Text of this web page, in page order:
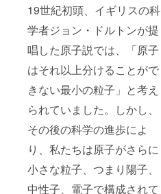
19世紀初頭、イギリスの科
学者ジョン・ドルトンが提
唱した原子説では、「原子
はそれ以上分けることがで
きない最小の粒子」と考え
られていました。しかし、
その後の科学の進歩によ
り、私たちは原子がさらに
小さな粒子、つまり陽子、
中性子、電子で構成されて